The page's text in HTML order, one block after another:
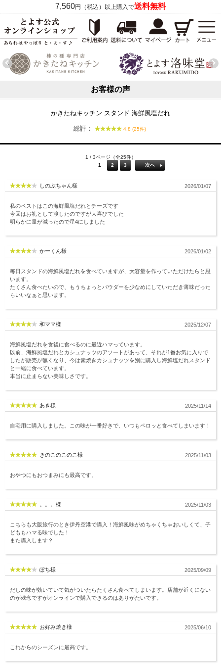
7,560円（税込）以上購入で送料無料
お客様の声
かきたねキッチン スタンド 海鮮風塩だれ
総評： 4.8 (25件)
1 / 3ページ（全25件）
1
2 3 次へ
しのぶちゃん様 2026/01/07
私のベストはこの海鮮風塩だれとチーズです
今回はお礼として渡したのですが大喜びでした
明らかに量が減ったので星4にしました
かーくん様 2026/01/02
毎日スタンドの海鮮風塩だれを食べていますが、大容量を作っていただけたらと思
います。
たくさん食べたいので、もうちょっとパウダーを少なめにしていただき薄味だった
らいいなぁと思います。
和ママ様 2025/12/07
海鮮風塩だれを食後に食べるのに最近ハマっています。
以前、海鮮風塩だれとカシュナッツのアソートがあって、それが1番お気に入りで
したが販売が無くなり、今は素焼きカシュナッツを別に購入し海鮮塩だれスタンド
と一緒に食べています。
本当に止まらない美味しさです。
あき様 2025/11/14
自宅用に購入しました。この味が一番好きで、いつもペロッと食べてしまいます！
きのこのこのこ様 2025/11/03
おやつにもおつまみにも最高です。
。。。様 2025/11/03
こちらも大阪旅行のとき伊丹空港で購入！海鮮風味がめちゃくちゃおいしくて、子
どももハマる味でした！
また購入します？
ぽち様 2025/09/09
だしの味が効いていて気がついたらたくさん食べてしまいます。店舗が近くにない
のが残念ですがオンラインで購入できるのはありがたいです。
お好み焼き様 2025/06/10
これからのシーズンに最高です。